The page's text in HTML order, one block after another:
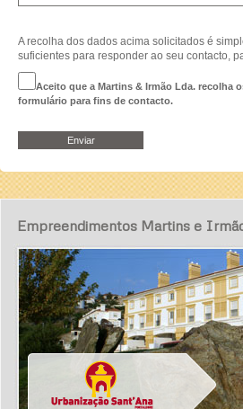
A recolha dos dados acima solicitados é
suficientes para responder ao seu contacto,
Aceito que a Martins & Irmão Lda. recolha
formulário para fins de contacto.
Empreendimentos Martins e